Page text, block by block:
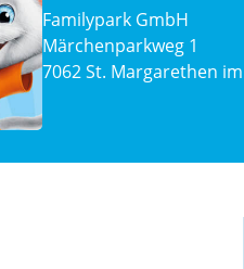
Familypark GmbH
Märchenparkweg 1
7062 St. Margarethen